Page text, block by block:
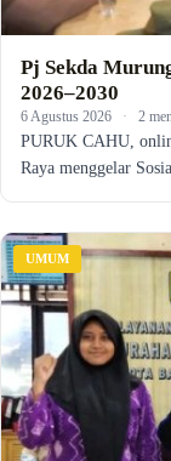
Pj Sekda
2026–2030
6 Agustus 2026 · 2
PURUK CAHU,
Raya menggelar
UMUM